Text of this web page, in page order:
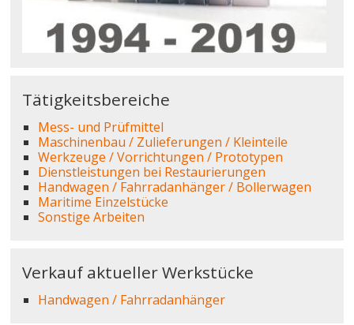
Tätigkeitsbereiche
Mess- und Prüfmittel
Maschinenbau / Zulieferungen / Kleinteile
Werkzeuge / Vorrichtungen / Prototypen
Dienstleistungen bei Restaurierungen
Handwagen / Fahrradanhänger / Bollerwagen
Maritime Einzelstücke
Sonstige Arbeiten
Verkauf aktueller Werkstücke
Handwagen / Fahrradanhänger